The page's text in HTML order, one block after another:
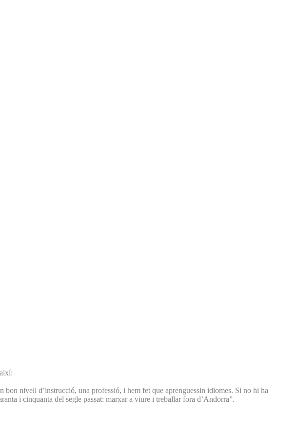
nivell d’instrucció, una professió, i hem fet que aprenguessin idiomes. Si no hi ha
i cinquanta del segle passat: marxar a viure i treballar fora d’Andorra”.